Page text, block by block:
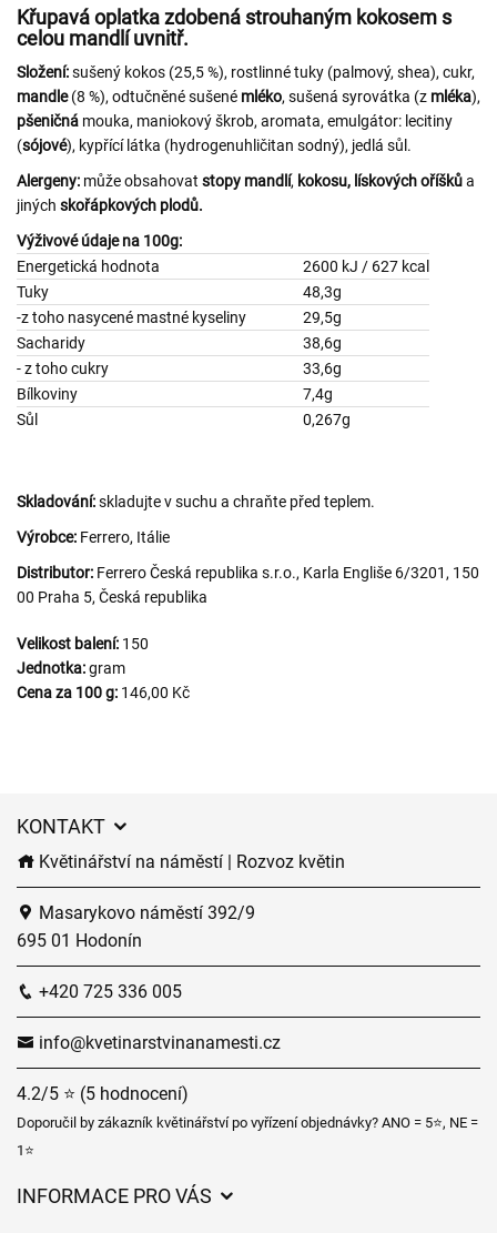
Křupavá oplatka zdobená strouhaným kokosem s
celou mandlí uvnitř.
Složení:sušený kokos (25,5 %), rostlinné tuky (palmový, shea), cukr,
mandle(8 %), odtučněné sušené mléko, sušená syrovátka (z mléka),
pšeničná mouka, maniokový škrob, aromata, emulgátor: lecitiny
(sójové), kypřící látka (hydrogenuhličitan sodný), jedlá sůl.
Alergeny: může obsahovat stopy mandlí, kokosu, lískových oříškůa
jiných skořápkových plodů.
Výživové údaje na 100g:
Energetická hodnota
2600 kJ / 627 kcal
Tuky
48,3g
-z toho nasycené mastné kyseliny 29,5g
Sacharidy
38,6g
- z toho cukry
33,6g
Bílkoviny
7,4g
Sůl
0,267g
Skladování:skladujte v suchu a chraňte před teplem.
Výrobce: Ferrero, Itálie
Distributor: Ferrero Česká republika s.r.o., Karla Engliše 6/3201, 150
00 Praha 5, Česká republika
Velikost balení: 150
Jednotka:gram
Cena za 100 g: 146,00 Kč
KONTAKT
Květinářství na náměstí | Rozvoz květin
Masarykovo náměstí 392/9
695 01 Hodonín
+420 725 336 005
info@kvetinarstvinanamesti.cz
4.2/5 ⭐ (5 hodnocení)
Doporučil by zákazník květinářství po vyřízení objednávky? ANO = 5⭐, NE =
1⭐
INFORMACE PRO VÁS